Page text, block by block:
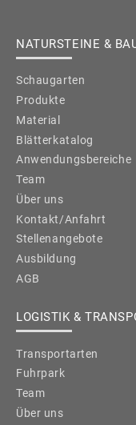
NATURSTEINE &
Schaugarten
Produkte
Material
Blätterkatalog
Anwendungsbereiche
Team
Über uns
Kontakt/Anfahrt
Stellenangebote
Ausbildung
AGB
LOGISTIK &
Transportarten
Fuhrpark
Team
Über uns